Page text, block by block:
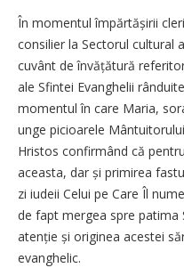
În momentul împărtășirii
consilier la Sectorul cultural
cuvânt de învățătură
ale Sfintei Evanghelii
momentul în care Maria,
unge picioarele
Hristos confirmând că
aceasta, dar și primirea
zi iudeii Celui pe Care Îl
de fapt mergea spre patima
atenție și originea acestei
evanghelic.